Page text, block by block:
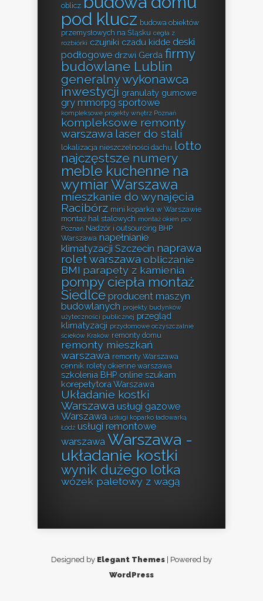
oblicz
pod klucz budowa obiektów
przemysłowych na Śląsku cegła z
rozbiórki czujniki czadu kidde deski
podłogowe drzwi Gerda firmy
budowlane Lublin
generalny wykonawca
inwestycji granulaty gumowe
gry mmorpg sportowe
kompleksowe projekty wnętrz Poznań
kompleksowe remonty
warszawa laser do stali
lokalizacja nieszczelności dachu lotto
najczęstsze numery
meble kuchenne na
wymiar Warszawa
mieszkanie do wynajęcia
Racibórz mini koparka w Warszawie
montaż hal stalowych montaż okien pcv
Poznań Nadzór i outsourcing BHP
Warszawa napełnianie
klimatyzacji Szczecin naprawa
rolet warszawa obliczanie
BMI parapety z kamienia
pompy ciepła montaż
Siedlce producent maszyn
budowlanych projekty budynków
użyteczności publicznej przegląd
klimatyzacji przydomowe oczyszczalnie
ścieków Kraków remonty domu
remonty mieszkań
warszawa remonty Warszawa
cennik rolety okienne warszawa
szkolenia BHP online szukam
korepetytora Warszawa
Układanie kostki
Warszawa usługi gazowe
Warszawa usługi koparko ładowarką
Łódź usługi remontowe
warszawa Warszawa -
układanie kostki
wynik dużego lotka
wózek paletowy z wagą
Designed by Elegant Themes | Powered by
WordPress